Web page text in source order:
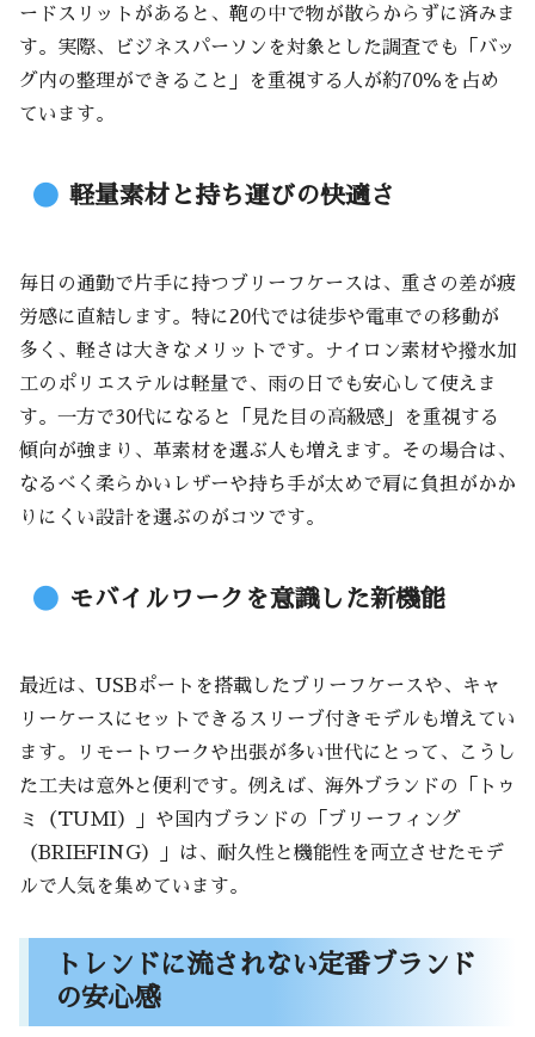
ードスリットがあると、鞄の中で物が散らからずに済みま
す。実際、ビジネスパーソンを対象とした調査でも「バッ
グ内の整理ができること」を重視する人が約70％を占め
ています。
軽量素材と持ち運びの快適さ
毎日の通勤で片手に持つブリーフケースは、重さの差が疲
労感に直結します。特に20代では徒歩や電車での移動が
多く、軽さは大きなメリットです。ナイロン素材や撥水加
工のポリエステルは軽量で、雨の日でも安心して使えま
す。一方で30代になると「見た目の高級感」を重視する
傾向が強まり、革素材を選ぶ人も増えます。その場合は、
なるべく柔らかいレザーや持ち手が太めで肩に負担がかか
りにくい設計を選ぶのがコツです。
モバイルワークを意識した新機能
最近は、USBポートを搭載したブリーフケースや、キャ
リーケースにセットできるスリーブ付きモデルも増えてい
ます。リモートワークや出張が多い世代にとって、こうし
た工夫は意外と便利です。例えば、海外ブランドの「トゥ
ミ（TUMI）」や国内ブランドの「ブリーフィング
（BRIEFING）」は、耐久性と機能性を両立させたモデ
ルで人気を集めています。
トレンドに流されない定番ブランド
の安心感